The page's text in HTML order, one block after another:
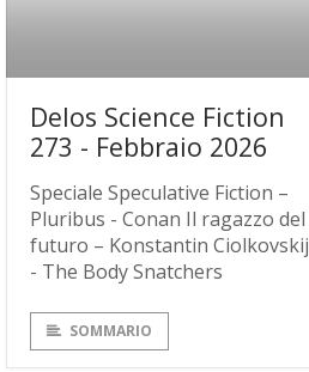
Delos Science Fiction
273 - Febbraio 2026
Speciale Speculative Fiction –
Pluribus - Conan Il ragazzo del
futuro – Konstantin Ciolkovskij
- The Body Snatchers
SOMMARIO